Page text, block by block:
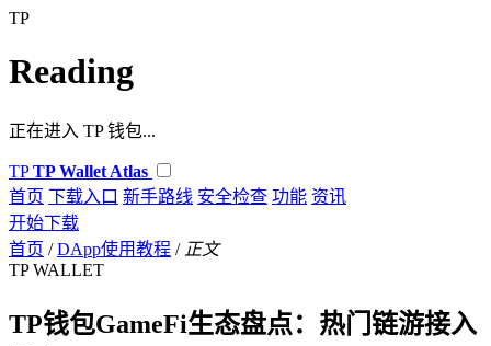
TP
Reading
正在进入 TP 钱包...
TP TP Wallet Atlas
首页 下载入口 新手路线 安全检查 功能 资讯
开始下载
首页 / DApp使用教程 / 正文
TP WALLET
TP钱包GameFi生态盘点：热门链游接入